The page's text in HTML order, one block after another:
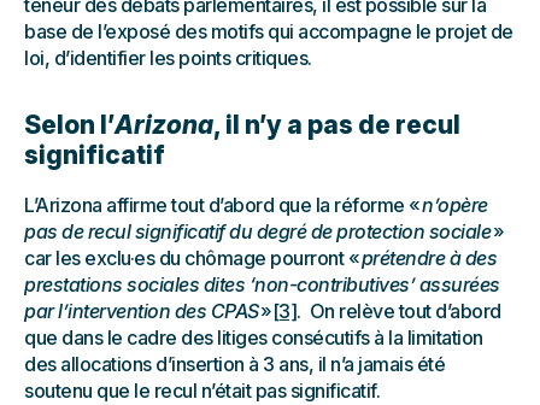
teneur des débats parlementaires, il est possible sur la
base de l’exposé des motifs qui accompagne le projet de
loi, d’identifier les points critiques.
Selon l’Arizona, il n’y a pas de recul
significatif
L’Arizona affirme tout d’abord que la réforme «n’opère
pas de recul significatif du degré de protection sociale»
car les exclu·es du chômage pourront «prétendre à des
prestations sociales dites ‘non-contributives’ assurées
par l’intervention des CPAS»[3]. On relève tout d’abord
que dans le cadre des litiges consécutifs à la limitation
des allocations d’insertion à 3 ans, il n’a jamais été
soutenu que le recul n’était pas significatif.